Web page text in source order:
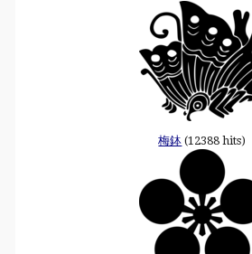
梅鉢 (12388 hits)